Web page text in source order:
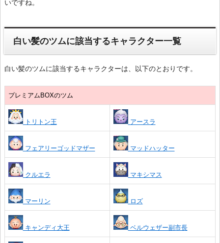
いですね。
白い髪のツムに該当するキャラクター一覧
白い髪のツムに該当するキャラクターは、以下のとおりです。
プレミアムBOXのツム
トリトン王 アースラ
フェアリーゴッドマザー マッドハッター
クルエラ マキシマス
マーリン ロズ
キャンディ大王 ベルウェザー副市長